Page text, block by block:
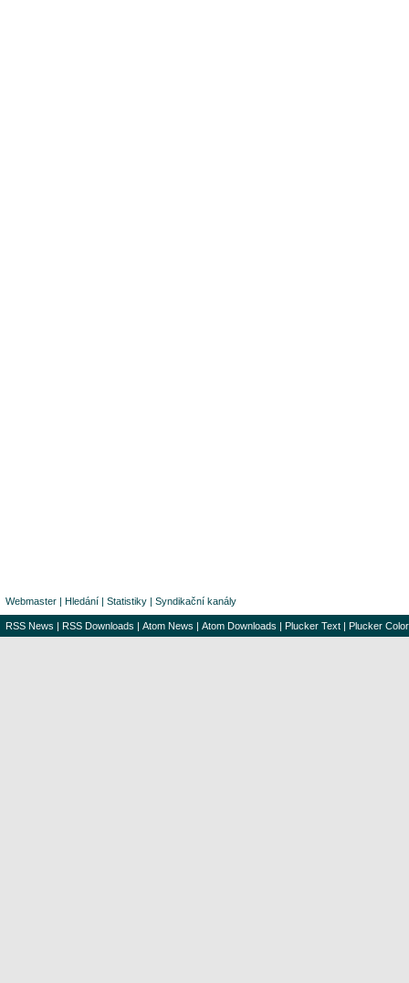
Webmaster | Hledání | Statistiky | Syndikační kanály
RSS News | RSS Downloads | Atom News | Atom Downloads | Plucker Text | Plucker Color